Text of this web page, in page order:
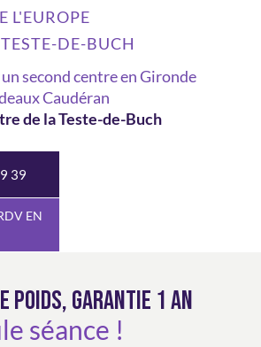
L'EUROPE
DE-BUCH
second centre en Gironde
Caudéran
de la Teste-de-Buch
39
EN
POIDS, GARANTIE 1 AN
séance !